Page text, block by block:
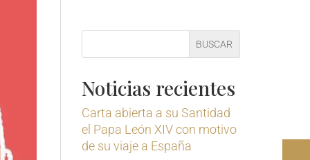
BUSCAR
Noticias recientes
Carta abierta a su Santidad
el Papa León XIV con motivo
de su viaje a España